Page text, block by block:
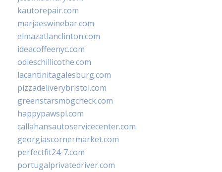
kautorepair.com
marjaeswinebar.com
elmazatlanclinton.com
ideacoffeenyc.com
odieschillicothe.com
lacantinitagalesburg.com
pizzadeliverybristol.com
greenstarsmogcheck.com
happypawspl.com
callahansautoservicecenter.com
georgiascornermarket.com
perfectfit24-7.com
portugalprivatedriver.com